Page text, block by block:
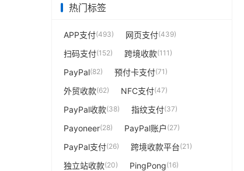
热门标签
APP支付(493) 网页支付(439)
扫码支付(152) 跨境收款(111)
PayPal(82) 预付卡支付(71)
外贸收款(62) NFC支付(47)
PayPal收款(38) 指纹支付(37)
Payoneer(28) PayPal账户 (27)
PayPal支付(26) 跨境收款平台(21)
独立站收款(20) PingPong(16)